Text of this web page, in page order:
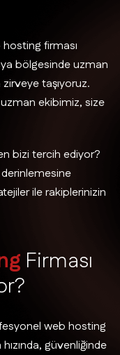
firması
bölgesinde uzman
taşıyoruz.
ekibimiz, size
bizi tercih ediyor?
ile rakiplerinizin
g Firması
r?
web hosting
güvenliğinde